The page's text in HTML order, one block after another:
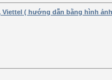
Viettel ( hướng dẫn bằng hình